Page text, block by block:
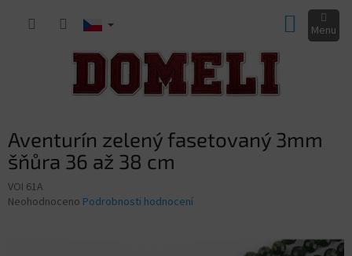
KOŠÍK
Aventurín zelený fasetovaný 3mm
šňůra 36 až 38 cm
VOI 61A
Průměrné
Neohodnoceno Podrobnosti hodnocení